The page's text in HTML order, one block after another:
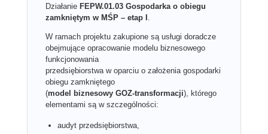
Działanie FEPW.01.03 Gospodarka o obiegu
zamkniętym w MŚP – etap I
W ramach projektu zakupione są usługi doradcze
obejmujące opracowanie modelu biznesowego
funkcjonowania
przedsiębiorstwa w oparciu o założenia gospodarki
obiegu zamkniętego
(model biznesowy GOZ-transformacji), którego
elementami są w szczególności:
audyt przedsiębiorstwa,